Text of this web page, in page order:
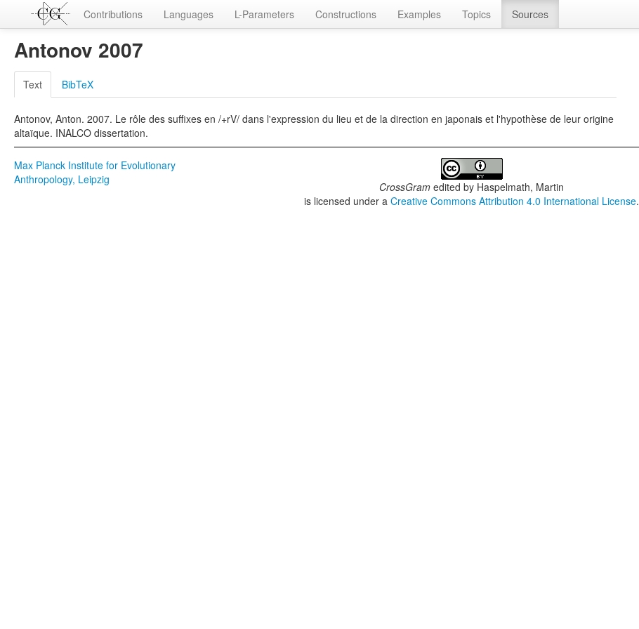
Contributions Languages L-Parameters Constructions Examples Topics Sources
Antonov 2007
Text BibTeX
Antonov, Anton. 2007. Le rôle des suffixes en /+rV/ dans l'expression du lieu et de la direction en japonais et l'hypothèse de leur origine
altaïque. INALCO dissertation.
Max Planck Institute for Evolutionary
Anthropology, Leipzig
CrossGram edited by Haspelmath, Martin
is licensed under aCreative Commons Attribution 4.0 International License.